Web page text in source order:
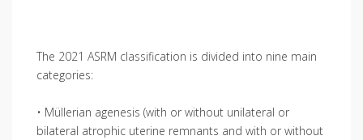
The 2021 ASRM classification is divided into nine main
categories:
• Müllerian agenesis (with or without unilateral or
bilateral atrophic uterine remnants and with or without